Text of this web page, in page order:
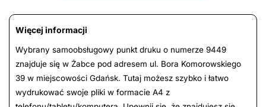
Więcej informacji
Wybrany samoobsługowy punkt druku o numerze 9449
znajduje się w Żabce pod adresem ul. Bora Komorowskiego
39 w miejscowości Gdańsk. Tutaj możesz szybko i łatwo
wydrukować swoje pliki w formacie A4 z